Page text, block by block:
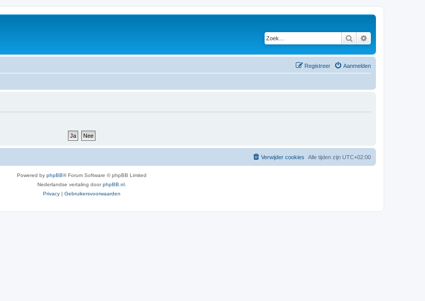
Zoek
Aanmelden
Registreer
Alle tijden zijn UTC+02:00
Verwijder cookies
Powered by phpBB® Forum Software © phpBB Limited
Nederlandse vertaling doorphpBB.nl
Privacy | Gebruikersvoorwaarden